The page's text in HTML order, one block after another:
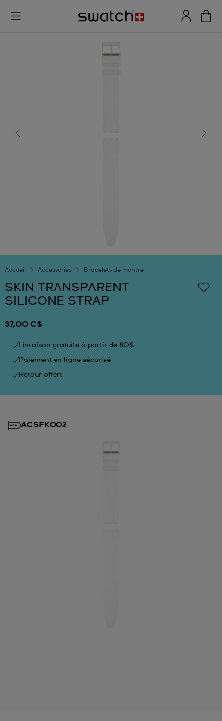
Accueil Accessories Bracelets de montre
SKIN TRANSPARENT
SILICONE STRAP
37,00 C$
Livraison gratuite à partir de 80$
Paiement en ligne sécurisé
Retour offert
ACSFK002